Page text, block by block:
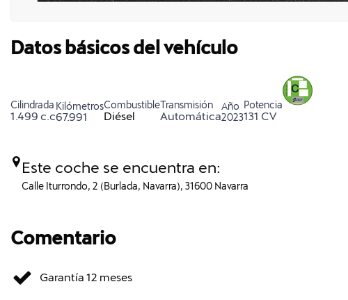
Datos básicos del vehículo
Cilindrada
1.499 c.c
Kilómetros
67.991
Combustible
Diésel
Transmisión
Automática
Año
2023
Potencia
131 CV
Este coche se encuentra en:
Calle Iturrondo, 2 (Burlada, Navarra), 31600 Navarra
Comentario
Garantía 12 meses